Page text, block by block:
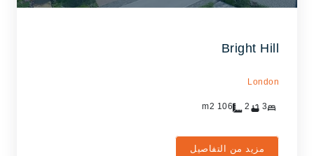
Bright Hill
London
3
2
106
مزيد من التفاصيل